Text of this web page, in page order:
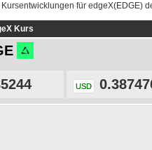
für edgeX(EDGE)
Kurs
USD